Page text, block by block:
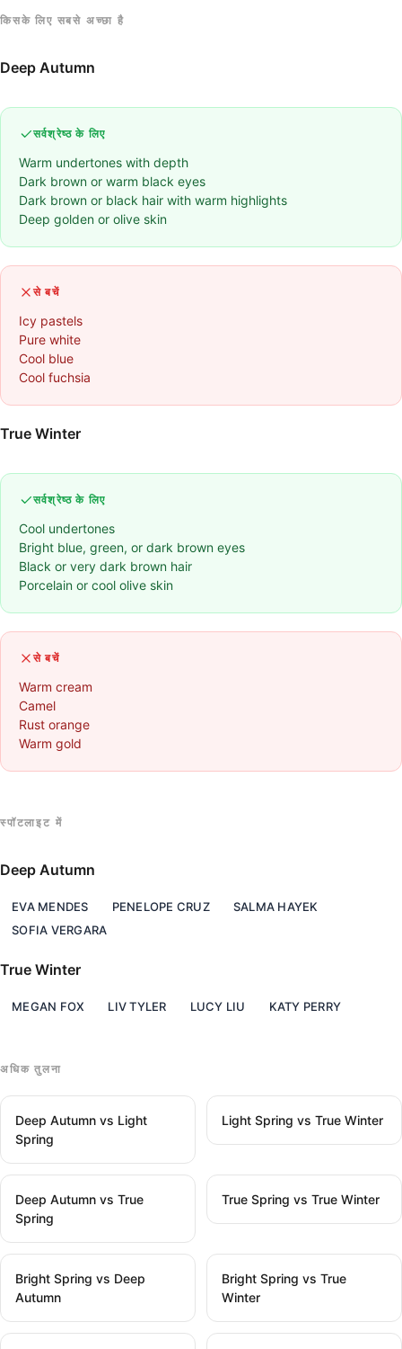
किसके लिए सबसे अच्छा है
Deep Autumn
सर्वश्रेष्ठ के लिए
Warm undertones with depth
Dark brown or warm black eyes
Dark brown or black hair with warm highlights
Deep golden or olive skin
से बचें
Icy pastels
Pure white
Cool blue
Cool fuchsia
True Winter
सर्वश्रेष्ठ के लिए
Cool undertones
Bright blue, green, or dark brown eyes
Black or very dark brown hair
Porcelain or cool olive skin
से बचें
Warm cream
Camel
Rust orange
Warm gold
स्पॉटलाइट में
Deep Autumn
EVA MENDES PENELOPE CRUZ
SALMA HAYEK
SOFIA VERGARA
True Winter
MEGAN FOX LIV TYLER LUCY LIU KATY PERRY
अधिक तुलना
Deep Autumn vs Light
Spring
Light Spring vs True Winter
Deep Autumn vs True
Spring
True Spring vs True Winter
Bright Spring vs Deep
Autumn
Bright Spring vs True
Winter